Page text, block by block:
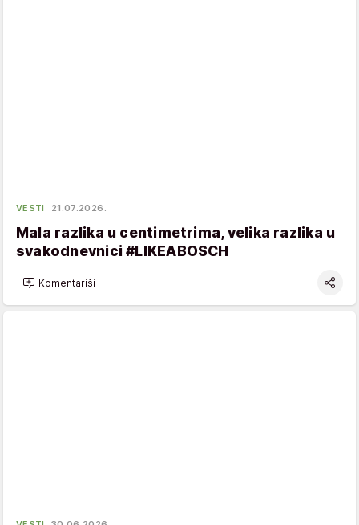
VESTI 21.07.2026.
Mala razlika u centimetrima, velika razlika u
svakodnevnici #LIKEABOSCH
Komentariši